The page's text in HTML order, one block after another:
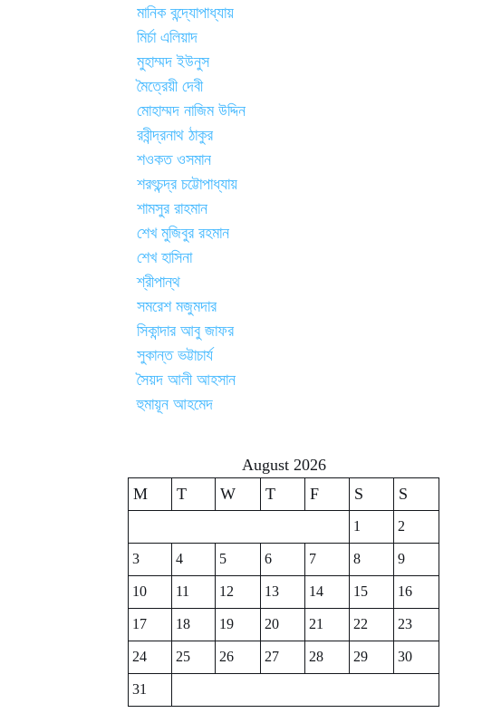
মানিক বন্দ্যোপাধ্যায়
মির্চা এলিয়াদ
মুহাম্মদ ইউনুস
মৈত্রেয়ী দেবী
মোহাম্মদ নাজিম উদ্দিন
রবীন্দ্রনাথ ঠাকুর
শওকত ওসমান
শরৎচন্দ্র চট্টোপাধ্যায়
শামসুর রাহমান
শেখ মুজিবুর রহমান
শেখ হাসিনা
শ্রীপান্থ
সমরেশ মজুমদার
সিকান্দার আবু জাফর
সুকান্ত ভট্টাচার্য
সৈয়দ আলী আহসান
হুমায়ূন আহমেদ
August 2026
M
T W T F S S
1
2
3
4 5 6 7 8
9
10
11 12 13 14 15
16
17
18 19 20 21 22
23
24
25 26 27 28 29
30
31